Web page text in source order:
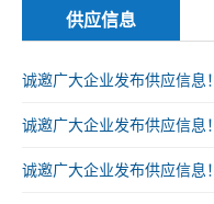
供应信息
诚邀广大企业发布供应信息！
诚邀广大企业发布供应信息！
诚邀广大企业发布供应信息！